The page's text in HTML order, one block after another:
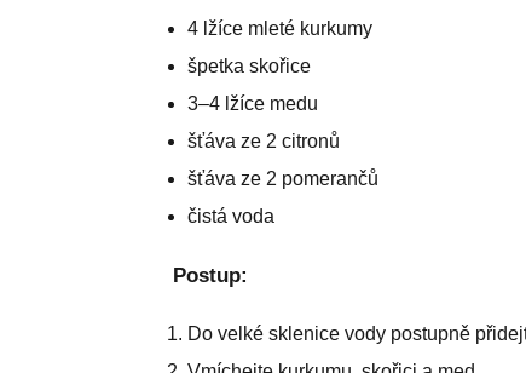
4 lžíce mleté kurkumy
špetka skořice
3–4 lžíce medu
šťáva ze 2 citronů
šťáva ze 2 pomerančů
čistá voda
Postup:
Do velké sklenice vody postupně